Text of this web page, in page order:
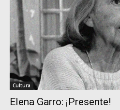
Cultura
Elena Garro: ¡Presente!